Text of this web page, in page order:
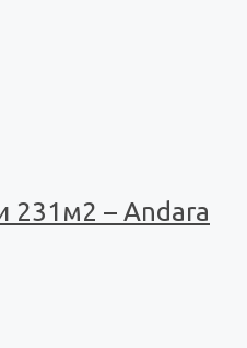
231м2 – Andara